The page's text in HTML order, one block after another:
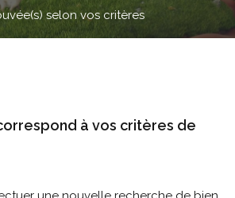
selon vos critères
à vos critères de